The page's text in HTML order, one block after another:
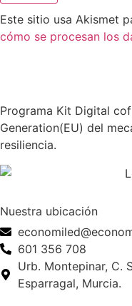
Este sitio usa Akismet
cómo se procesan los
Programa Kit Digital
Generation(EU) del
resiliencia.
Nuestra ubicación
601 356 708
Urb. Montepinar, C.
Esparragal, Murcia.